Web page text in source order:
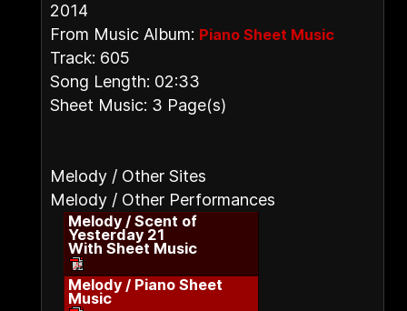
2014
From Music Album: Piano Sheet Music
Track: 605
Song Length: 02:33
Sheet Music: 3 Page(s)
Melody / Other Sites
Melody / Other Performances
Melody / Scent of
Yesterday 21
With Sheet Music
Melody / Piano Sheet
Music